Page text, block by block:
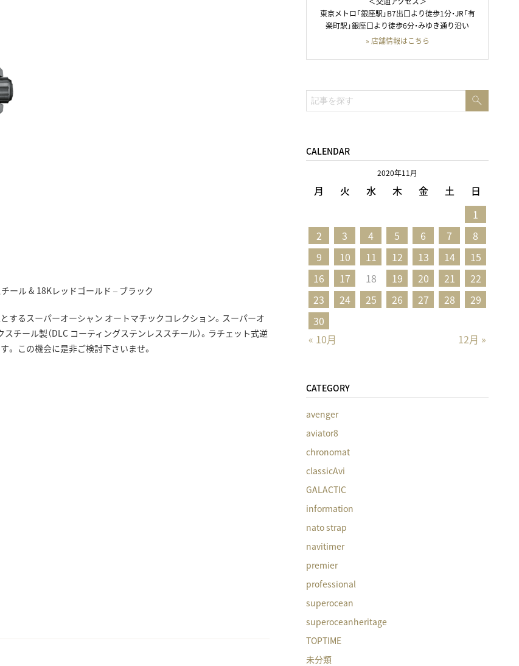
ール & 18Kレッドゴールド – ブラック
するスーパーオーシャン オートマチックコレクション。スーパーオ
チール製（DLC コーティングステンレススチール）。ラチェット式逆
。 この機会に是非ご検討下さいませ。
東京メトロ「銀座駅」B7出口より徒歩1分・JR「有
楽町駅」銀座口より徒歩6分・みゆき通り沿い
» 店舗情報はこちら
検
索:
CALENDAR
2020年11月
月 火 水 木 金 土 日
« 10月 12月 »
1
2
3 4 5 6 7
8
9
10 11 12 13 14
15
16
17 18 19 20 21
22
23
24 25 26 27 28
29
30
CATEGORY
avenger
aviator8
chronomat
classicAvi
GALACTIC
information
nato strap
navitimer
premier
professional
superocean
superoceanheritage
TOPTIME
未分類